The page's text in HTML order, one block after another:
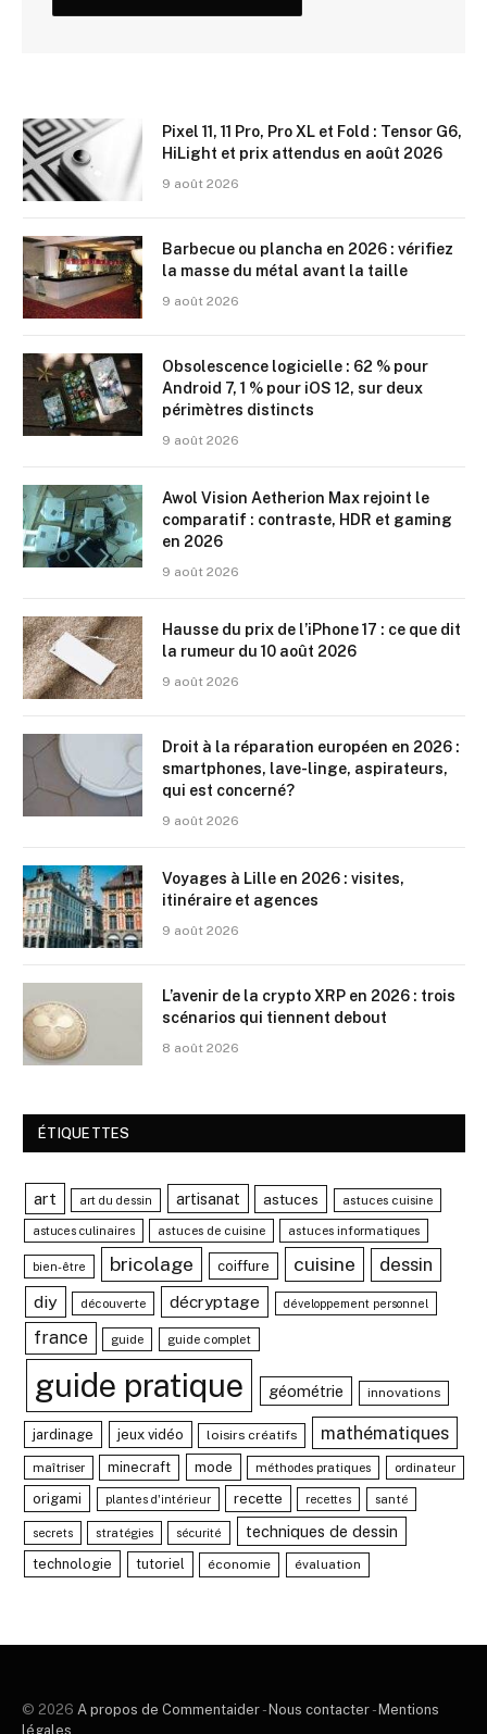
Pixel 11, 11 Pro, Pro XL et Fold : Tensor G6,
HiLight et prix attendus en août 2026
9 août 2026
Barbecue ou plancha en 2026 : vérifiez
la masse du métal avant la taille
9 août 2026
Obsolescence logicielle : 62 % pour
Android 7, 1 % pour iOS 12, sur deux
périmètres distincts
9 août 2026
Awol Vision Aetherion Max rejoint le
comparatif : contraste, HDR et gaming
en 2026
9 août 2026
Hausse du prix de l’iPhone 17 : ce que dit
la rumeur du 10 août 2026
9 août 2026
Droit à la réparation européen en 2026 :
smartphones, lave-linge, aspirateurs,
qui est concerné?
9 août 2026
Voyages à Lille en 2026 : visites,
itinéraire et agences
9 août 2026
L’avenir de la crypto XRP en 2026 : trois
scénarios qui tiennent debout
8 août 2026
ÉTIQUETTES
art art du dessin artisanat astuces astuces cuisine
astuces culinaires astuces de cuisine astuces informatiques
bien-être bricolage coiffure cuisine dessin
diy découverte décryptage développement personnel
france guide guide complet
guide pratique géométrie innovations
jardinage jeux vidéo loisirs créatifs mathématiques
maîtriser minecraft mode méthodes pratiques ordinateur
origami plantes d'intérieur recette recettes santé
secrets stratégies sécurité techniques de dessin
technologie tutoriel économie évaluation
© 2026 A propos de Commentaider - Nous contacter - Mentions
légales